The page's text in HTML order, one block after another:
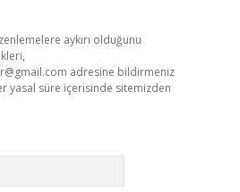
aykırı olduğunu
adresine bildirmeniz
yasal süre içerisinde sitemizden